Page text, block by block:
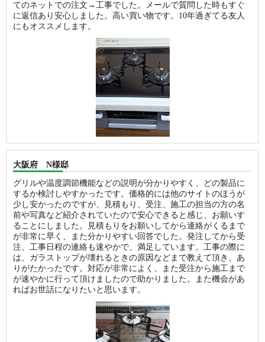
てのネットでの注文→工事でした。メールで質問した時もすぐ
に返信あり安心しました。高い買い物です。10年過ぎてる友人
にもオススメします。
大阪府 N様邸
グリルや温度調節機能などの説明が分かりやすく、どの製品に
するか検討しやすかったです。価格的には他のサイトのほうが
少し安かったのですが、見積もり、受注、施工の担当の方の名
前や写真など紹介されていたので安心できると感じ、お願いす
ることにしました。見積もりをお願いしてから連絡がくるまで
が非常に早く、また分かりやすい回答でした。発注してから受
注、工事日程の連絡も速やかで、満足しています。工事の際に
は、ガラストップが壊れるときの原因などまで教えて頂き、あ
りがたかったです。対応が非常によく、また受注から施工まで
が速やかに行って頂けましたので助かりました。また機会があ
ればお世話になりたいと思います。